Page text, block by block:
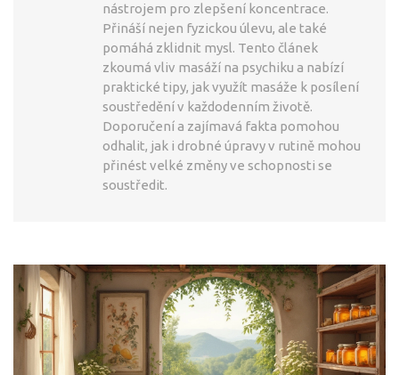
nástrojem pro zlepšení koncentrace.
Přináší nejen fyzickou úlevu, ale také
pomáhá zklidnit mysl. Tento článek
zkoumá vliv masáží na psychiku a nabízí
praktické tipy, jak využít masáže k posílení
soustředění v každodenním životě.
Doporučení a zajímavá fakta pomohou
odhalit, jak i drobné úpravy v rutině mohou
přinést velké změny ve schopnosti se
soustředit.